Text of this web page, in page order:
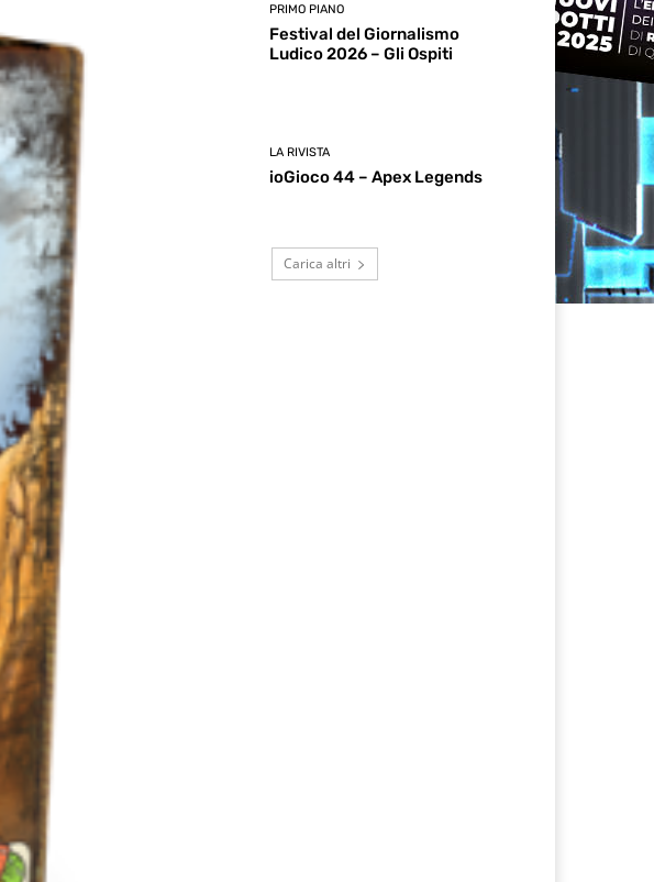
PRIMO PIANO
Festival del Giornalismo
Ludico 2026 – Gli Ospiti
LA RIVISTA
ioGioco 44 – Apex Legends
Carica altri